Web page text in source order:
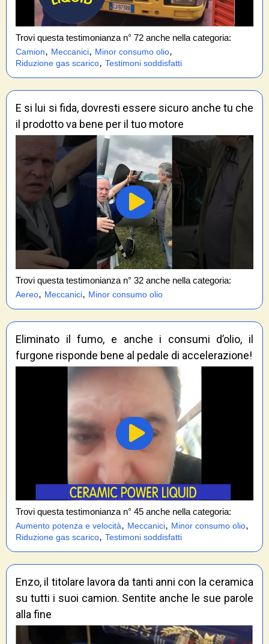
Trovi questa testimonianza n° 72 anche nella categoria:
Camion, Meccanici, Minor consumo olio,
Riduzione gas scarico, Testimoni soddisfatti
E si lui si fida, dovresti essere sicuro anche tu che
il prodotto va bene per il tuo motore
Trovi questa testimonianza n° 32 anche nella categoria:
Aereo, Meccanici, Minor consumo olio
Eliminato il fumo, e anche i consumi d’olio, il
furgone risponde bene al pedale di accelerazione!
Trovi questa testimonianza n° 45 anche nella categoria:
Aumento potenza e velocità, Meccanici, Minor consumo olio,
Riduzione gas scarico, Testimoni soddisfatti
Enzo, il titolare lavora da tanti anni con la ceramica
su tutti i suoi camion. Sentite anche le sue parole
alla fine